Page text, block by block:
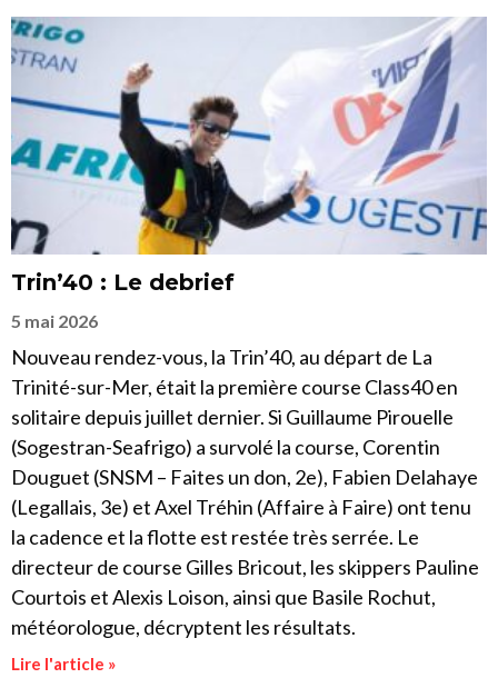
Trin’40 : Le debrief
5 mai 2026
Nouveau rendez-vous, la Trin’40, au départ de La
Trinité-sur-Mer, était la première course Class40 en
solitaire depuis juillet dernier. Si Guillaume Pirouelle
(Sogestran-Seafrigo) a survolé la course, Corentin
Douguet (SNSM – Faites un don, 2e), Fabien Delahaye
(Legallais, 3e) et Axel Tréhin (Affaire à Faire) ont tenu
la cadence et la flotte est restée très serrée. Le
directeur de course Gilles Bricout, les skippers Pauline
Courtois et Alexis Loison, ainsi que Basile Rochut,
météorologue, décryptent les résultats.
Lire l'article »